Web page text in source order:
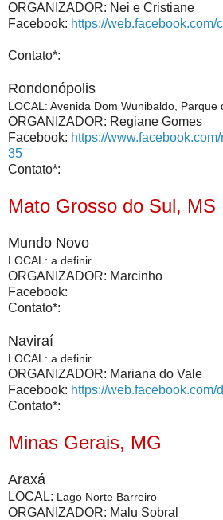
ORGANIZADOR: Nei e Cristiane
Facebook: https://
Contato*:
Rondonópolis
LOCAL: Avenida Dom Wunibaldo, Parque
ORGANIZADOR: Regiane Gomes
Facebook: https://
35
Contato*:
Mato Grosso do Sul, MS
Mundo Novo
LOCAL: a definir
ORGANIZADOR: Marcinho
Facebook:
Contato*:
Naviraí
LOCAL: a definir
ORGANIZADOR: Mariana do Vale
Facebook: https://web.facebook.com/
Contato*:
Minas Gerais, MG
Araxá
LOCAL: Lago Norte Barreiro
ORGANIZADOR: Malu Sobral